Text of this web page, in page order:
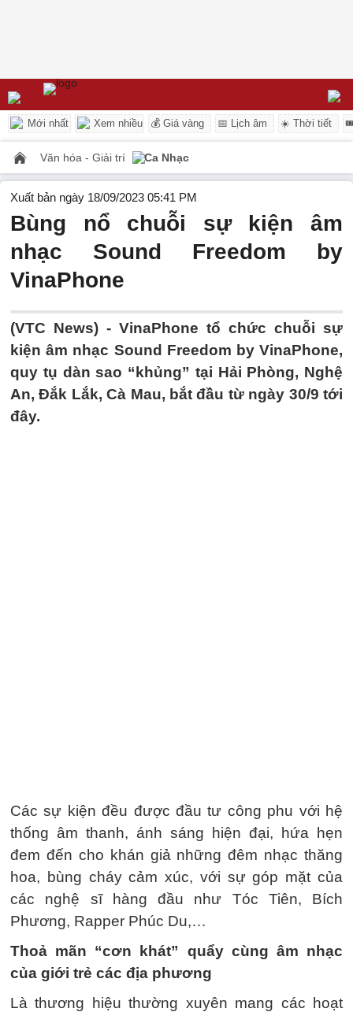
Mới nhất Xem nhiều 💰 Giá vàng 📅 Lịch âm ☀️ Thời tiết
Văn hóa - Giải trí Ca Nhạc
Xuất bản ngày 18/09/2023 05:41 PM
Bùng nổ chuỗi sự kiện âm
nhạc Sound Freedom by
VinaPhone
(VTC News) - VinaPhone tổ chức chuỗi sự
kiện âm nhạc Sound Freedom by VinaPhone,
quy tụ dàn sao “khủng” tại Hải Phòng, Nghệ
An, Đắk Lắk, Cà Mau, bắt đầu từ ngày 30/9 tới
đây.
Các sự kiện đều được đầu tư công phu với hệ
thống âm thanh, ánh sáng hiện đại, hứa hẹn
đem đến cho khán giả những đêm nhạc thăng
hoa, bùng cháy cảm xúc, với sự góp mặt của
các nghệ sĩ hàng đầu như Tóc Tiên, Bích
Phương, Rapper Phúc Du,…
Thoả mãn “cơn khát” quẩy cùng âm nhạc
của giới trẻ các địa phương
Là thương hiệu thường xuyên mang các hoạt